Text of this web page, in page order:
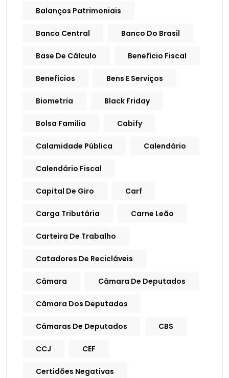
Balanços Patrimoniais
Banco Central Banco Do Brasil
Base De Cálculo Benefício Fiscal
Benefícios Bens E Serviços
Biometria Black Friday
Bolsa Familia Cabify
Calamidade Pública Calendário
Calendário Fiscal
Capital De Giro Carf
Carga Tributária Carne Leão
Carteira De Trabalho
Catadores De Recicláveis
Câmara Câmara De Deputados
Câmara Dos Deputados
Câmaras De Deputados CBS
CCJ CEF
Certidões Negativas